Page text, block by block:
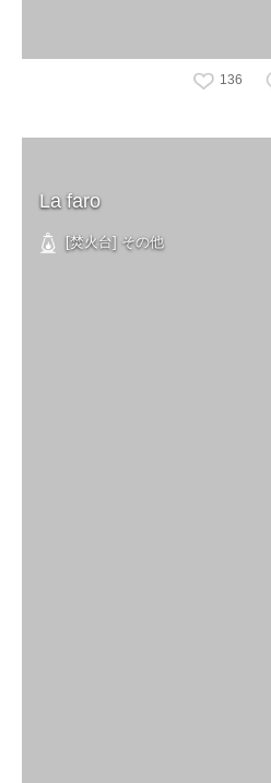
136
La faro
[焚火台] その他